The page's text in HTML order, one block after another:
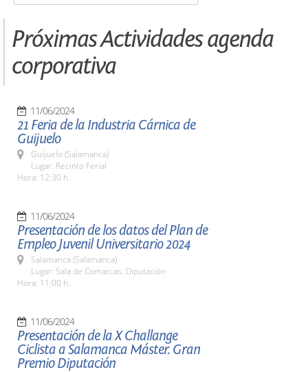
Próximas Actividades agenda
corporativa
11/06/2024
21 Feria de la Industria Cárnica de
Guijuelo
Guijuelo (Salamanca)
Lugar: Recinto Ferial
Hora: 12:30 h.
11/06/2024
Presentación de los datos del Plan de
Empleo Juvenil Universitario 2024
Salamanca (Salamanca)
Lugar: Sala de Comarcas. Diputación
Hora: 11:00 h.
11/06/2024
Presentación de la X Challange
Ciclista a Salamanca Máster. Gran
Premio Diputación